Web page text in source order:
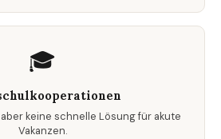
🎓
keine schnelle Lösung für akute
Vakanzen.